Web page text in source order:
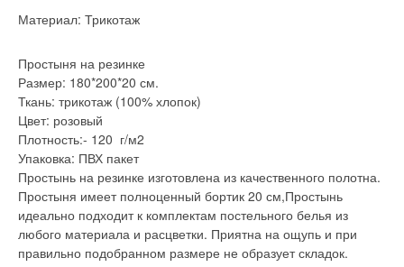
Материал: Трикотаж
Простыня на резинке
Размер: 180*200*20 см.
Ткань: трикотаж (100% хлопок)
Цвет: розовый
Плотность:- 120 г/м2
Упаковка: ПВХ пакет
Простынь на резинке изготовлена из качественного полотна.
Простыня имеет полноценный бортик 20 см,Простынь
идеально подходит к комплектам постельного белья из
любого материала и расцветки. Приятна на ощупь и при
правильно подобранном размере не образует складок.